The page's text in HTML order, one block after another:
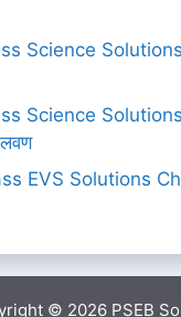
Science
Science
EVS Solutions
© 2026 PSEB